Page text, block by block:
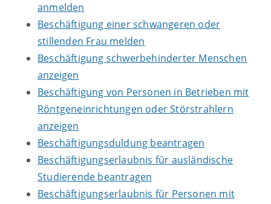
anmelden
Beschäftigung einer schwangeren oder
stillenden Frau melden
Beschäftigung schwerbehinderter Menschen
anzeigen
Beschäftigung von Personen in Betrieben mit
Röntgeneinrichtungen oder Störstrahlern
anzeigen
Beschäftigungsduldung beantragen
Beschäftigungserlaubnis für ausländische
Studierende beantragen
Beschäftigungserlaubnis für Personen mit